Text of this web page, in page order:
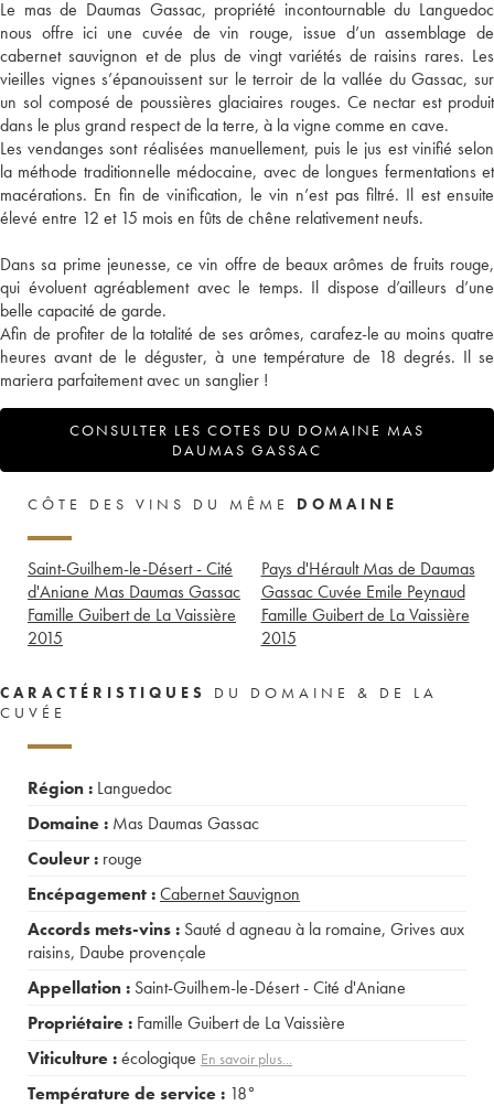
Le mas de Daumas Gassac, propriété incontournable du Languedoc
nous offre ici une cuvée de vin rouge, issue d’un assemblage de
cabernet sauvignon et de plus de vingt variétés de raisins rares. Les
vieilles vignes s’épanouissent sur le terroir de la vallée du Gassac, sur
un sol composé de poussières glaciaires rouges. Ce nectar est produit
dans le plus grand respect de la terre, à la vigne comme en cave.
Les vendanges sont réalisées manuellement, puis le jus est vinifié selon
la méthode traditionnelle médocaine, avec de longues fermentations et
macérations. En fin de vinification, le vin n’est pas filtré. Il est ensuite
élevé entre 12 et 15 mois en fûts de chêne relativement neufs.
Dans sa prime jeunesse, ce vin offre de beaux arômes de fruits rouge,
qui évoluent agréablement avec le temps. Il dispose d’ailleurs d’une
belle capacité de garde.
Afin de profiter de la totalité de ses arômes, carafez-le au moins quatre
heures avant de le déguster, à une température de 18 degrés. Il se
mariera parfaitement avec un sanglier !
CONSULTER LES COTES DU DOMAINE MAS
DAUMAS GASSAC
CÔTE DES VINS DU MÊME DOMAINE
Saint-Guilhem-le-Désert - Cité
d'Aniane Mas Daumas Gassac
Famille Guibert de La Vaissière
2015
Pays d'Hérault Mas de Daumas
Gassac Cuvée Emile Peynaud
Famille Guibert de La Vaissière
2015
CARACTÉRISTIQUES
DU DOMAINE & DE LA
CUVÉE
Région : Languedoc
Domaine : Mas Daumas Gassac
Couleur : rouge
Encépagement :Cabernet Sauvignon
Accords mets-vins : Sauté d agneau à la romaine, Grives aux
raisins, Daube provençale
Appellation : Saint-Guilhem-le-Désert - Cité d'Aniane
Propriétaire : Famille Guibert de La Vaissière
Viticulture :écologique En savoir plus...
Température de service : 18°